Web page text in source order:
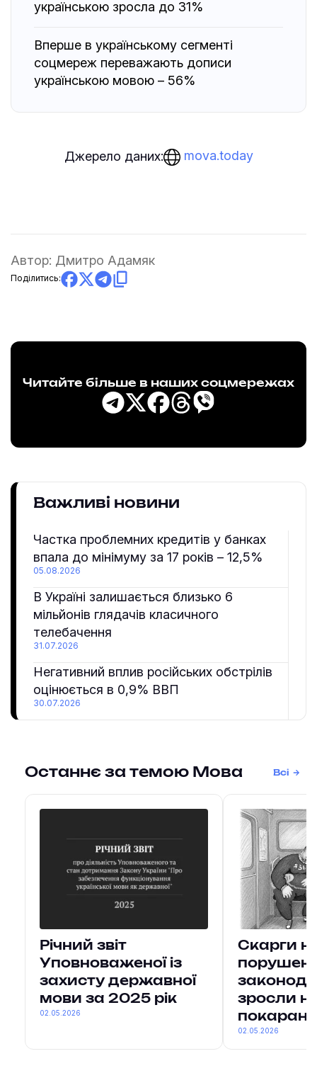
українською зросла до 31%
Вперше в українському сегменті
соцмереж переважають дописи
українською мовою – 56%
Джерело даних: mova.today
Автор: Дмитро Адамяк
Поділитись:
Читайте більше в наших соцмережах
Важливі новини
Частка проблемних кредитів у банках
впала до мінімуму за 17 років – 12,5%
05.08.2026
В Україні залишається близько 6
мільйонів глядачів класичного
телебачення
31.07.2026
Негативний вплив російських обстрілів
оцінюється в 0,9% ВВП
30.07.2026
Останнє за темою Мова Всі
Річний звіт
Уповноваженої із
захисту державної
мови за 2025 рік
02.05.2026
Скарги
зросли
покарань
02.05.2026